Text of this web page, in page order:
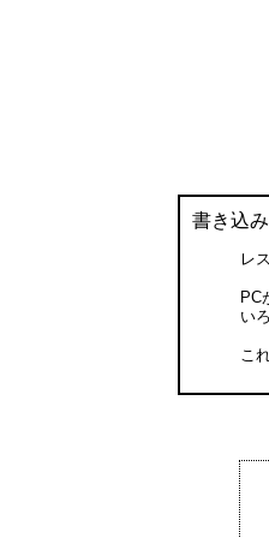
書き込
レ
PC
い
こ